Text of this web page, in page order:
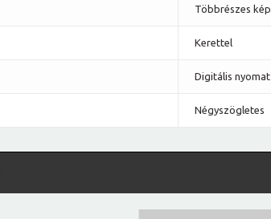
Többrészes kép
Kerettel
Digitális nyomat
Négyszögletes